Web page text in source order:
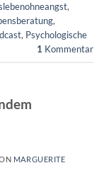
,
,
, Psychologische
1 Kommentar
MARGUERITE